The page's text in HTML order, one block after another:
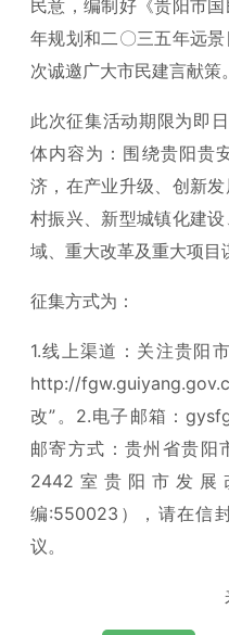
民意，编制好《贵阳市
年规划和二〇三五年远
次诚邀广大市民建言献策。
此次征集活动期限为即
体内容为：围绕贵阳贵
济，在产业升级、创新
村振兴、新型城镇化建
域、重大改革及重大项目
征集方式为：
1.线上渠道：关注贵阳
http://
改”。2.电子邮箱：
邮寄方式：贵州省贵阳
2442室贵阳市发
编:550023），请在信
议。
来